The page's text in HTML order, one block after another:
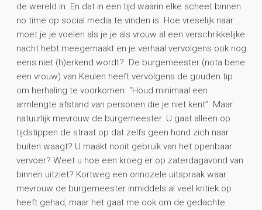
de wereld in. En dat in een tijd waarin elke scheet binnen
no time op social media te vinden is. Hoe vreselijk naar
moet je je voelen als je je als vrouw al een verschrikkelijke
nacht hebt meegemaakt en je verhaal vervolgens ook nog
eens niet (h)erkend wordt? De burgemeester (nota bene
een vrouw) van Keulen heeft vervolgens de gouden tip
om herhaling te voorkomen. “Houd minimaal een
armlengte afstand van personen die je niet kent”. Maar
natuurlijk mevrouw de burgemeester. U gaat alleen op
tijdstippen de straat op dat zelfs geen hond zich naar
buiten waagt? U maakt nooit gebruik van het openbaar
vervoer? Weet u hoe een kroeg er op zaterdagavond van
binnen uitziet? Kortweg een onnozele uitspraak waar
mevrouw de burgemeester inmiddels al veel kritiek op
heeft gehad, maar het gaat me ook om de gedachte